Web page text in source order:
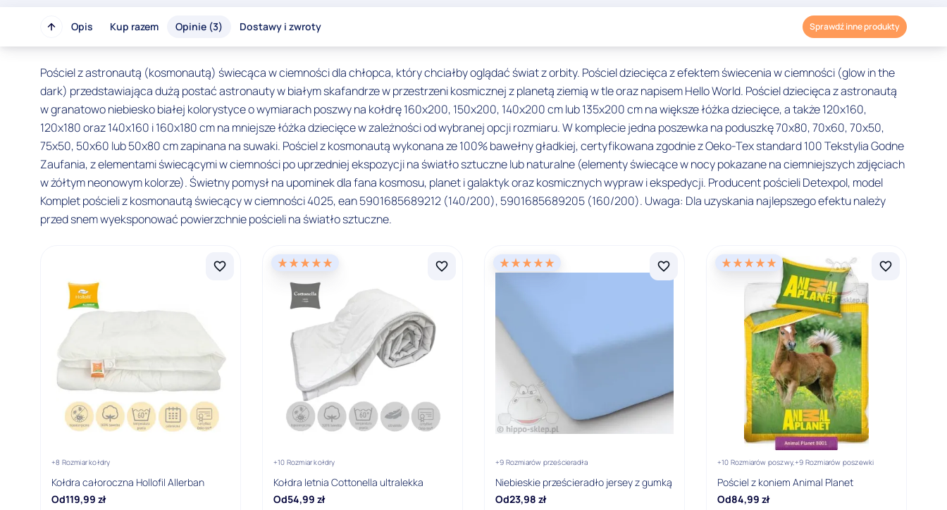
Opis Kup razem Opinie (3) Dostawy i zwroty Sprawdź inne produkty
Pościel z astronautą (kosmonautą) świecąca w ciemności dla chłopca, który chciałby oglądać świat z orbity. Pościel dziecięca z efektem świecenia w ciemności (glow in the
dark) przedstawiająca dużą postać astronauty w białym skafandrze w przestrzeni kosmicznej z planetą ziemią w tle oraz napisem Hello World. Pościel dziecięca z astronautą
w granatowo niebiesko białej kolorystyce o wymiarach poszwy na kołdrę 160x200, 150x200, 140x200 cm lub 135x200 cm na większe łóżka dziecięce, a także 120x160,
120x180 oraz 140x160 i 160x180 cm na mniejsze łóżka dziecięce w zależności od wybranej opcji rozmiaru. W komplecie jedna poszewka na poduszkę 70x80, 70x60, 70x50,
75x50, 50x60 lub 50x80 cm zapinana na suwaki. Pościel z kosmonautą wykonana ze 100% bawełny gładkiej, certyfikowana zgodnie z Oeko-Tex standard 100 Tekstylia Godne
Zaufania, z elementami świecącymi w ciemności po uprzedniej ekspozycji na światło sztuczne lub naturalne (elementy świecące w nocy pokazane na ciemniejszych zdjęciach
w żółtym neonowym kolorze). Świetny pomysł na upominek dla fana kosmosu, planet i galaktyk oraz kosmicznych wypraw i ekspedycji. Producent pościeli Detexpol, model
Komplet pościeli z kosmonautą świecący w ciemności 4025, ean 5901685689212 (140/200), 5901685689205 (160/200). Uwaga: Dla uzyskania najlepszego efektu należy
przed snem wyeksponować powierzchnie pościeli na światło sztuczne.
+8 Rozmiar kołdry
Kołdra całoroczna Hollofil Allerban
Od119,99 zł
+10 Rozmiar kołdry
Kołdra letnia Cottonella ultralekka
Od54,99 zł
+9 Rozmiarów prześcieradła
Niebieskie prześcieradło jersey z gumką
Od23,98 zł
+10 Rozmiarów poszwy,+9 Rozmiarów poszewki
Pościel z koniem Animal Planet
Od84,99 zł